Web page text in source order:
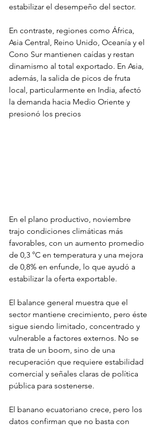
estabilizar el desempeño del sector.
En contraste, regiones como África,
Asia Central, Reino Unido, Oceanía y el
Cono Sur mantienen caídas y restan
dinamismo al total exportado. En Asia,
además, la salida de picos de fruta
local, particularmente en India, afectó
la demanda hacia Medio Oriente y
presionó los precios
En el plano productivo, noviembre
trajo condiciones climáticas más
favorables, con un aumento promedio
de 0,3 °C en temperatura y una mejora
de 0,8% en enfunde, lo que ayudó a
estabilizar la oferta exportable.
El balance general muestra que el
sector mantiene crecimiento, pero éste
sigue siendo limitado, concentrado y
vulnerable a factores externos. No se
trata de un boom, sino de una
recuperación que requiere estabilidad
comercial y señales claras de política
pública para sostenerse.
El banano ecuatoriano crece, pero los
datos confirman que no basta con